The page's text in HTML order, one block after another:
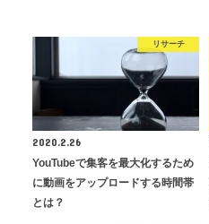
リサーチ
2020.2.26
YouTubeで集客を最大化するため
に動画をアップロードする時間帯
とは？